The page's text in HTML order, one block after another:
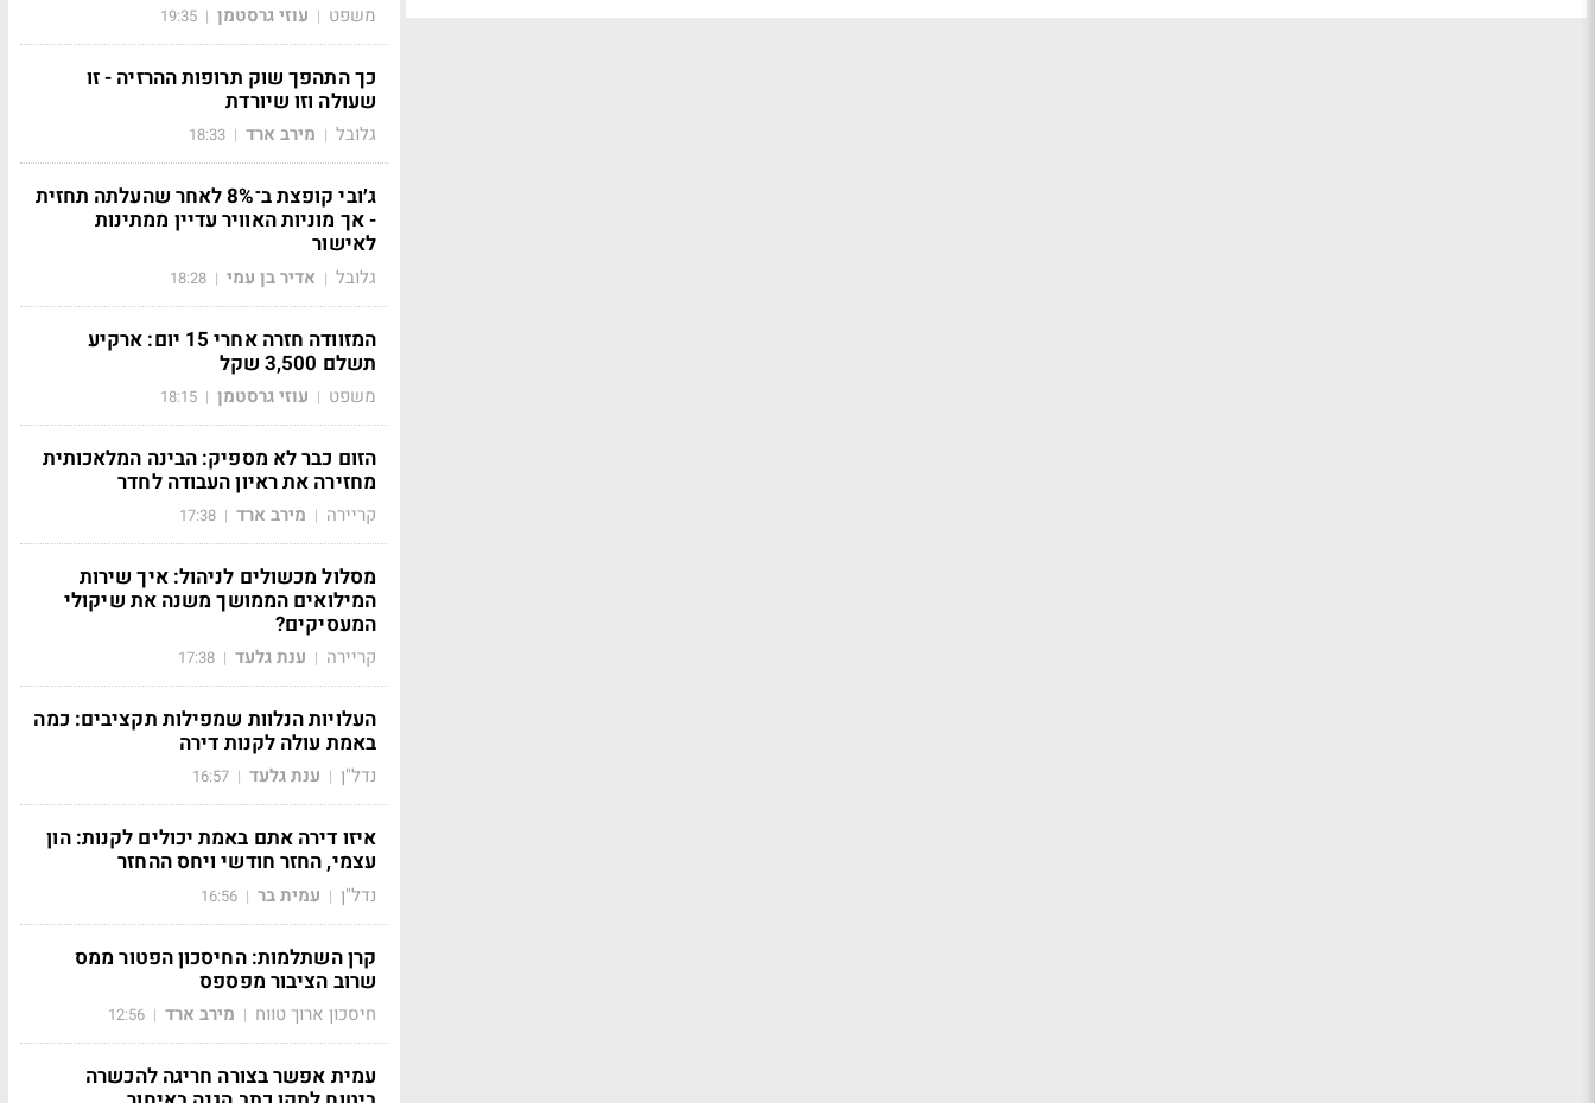
משפט | עוזי גרסטמן |
19:35
כך התהפך שוק תרופות ההרזיה - זו
שעולה וזו שיורדת
גלובל | מירב ארד |
18:33
ג׳ובי קופצת ב־8% לאחר שהעלתה תחזית
- אך מוניות האוויר עדיין ממתינות
לאישור
גלובל | אדיר בן עמי |
18:28
המזוודה חזרה אחרי 15 יום: ארקיע
תשלם 3,500 שקל
משפט | עוזי גרסטמן |
18:15
הזום כבר לא מספיק: הבינה המלאכותית
מחזירה את ראיון העבודה לחדר
קריירה | מירב ארד |
17:38
מסלול מכשולים לניהול: איך שירות
המילואים הממושך משנה את שיקולי
המעסיקים?
קריירה | ענת גלעד |
17:38
העלויות הנלוות שמפילות תקציבים: כמה
באמת עולה לקנות דירה
נדל"ן | ענת גלעד |
16:57
איזו דירה אתם באמת יכולים לקנות: הון
עצמי, החזר חודשי ויחס ההחזר
נדל"ן | עמית בר |
16:56
קרן השתלמות: החיסכון הפטור ממס
שרוב הציבור מפספס
חיסכון ארוך טווח | מירב ארד |
12:56
עמית אפשר בצורה חריגה להכשרה